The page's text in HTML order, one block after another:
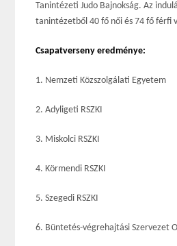
Tanintézeti Judo Bajnokság. Az
tanintézetből 40 fő női és 74 fő férfi
Csapatverseny eredménye:
1. Nemzeti Közszolgálati
2. Adyligeti RSZKI
3. Miskolci RSZKI
4. Körmendi
5. Szegedi RSZKI
6. Büntetés-végrehajtási